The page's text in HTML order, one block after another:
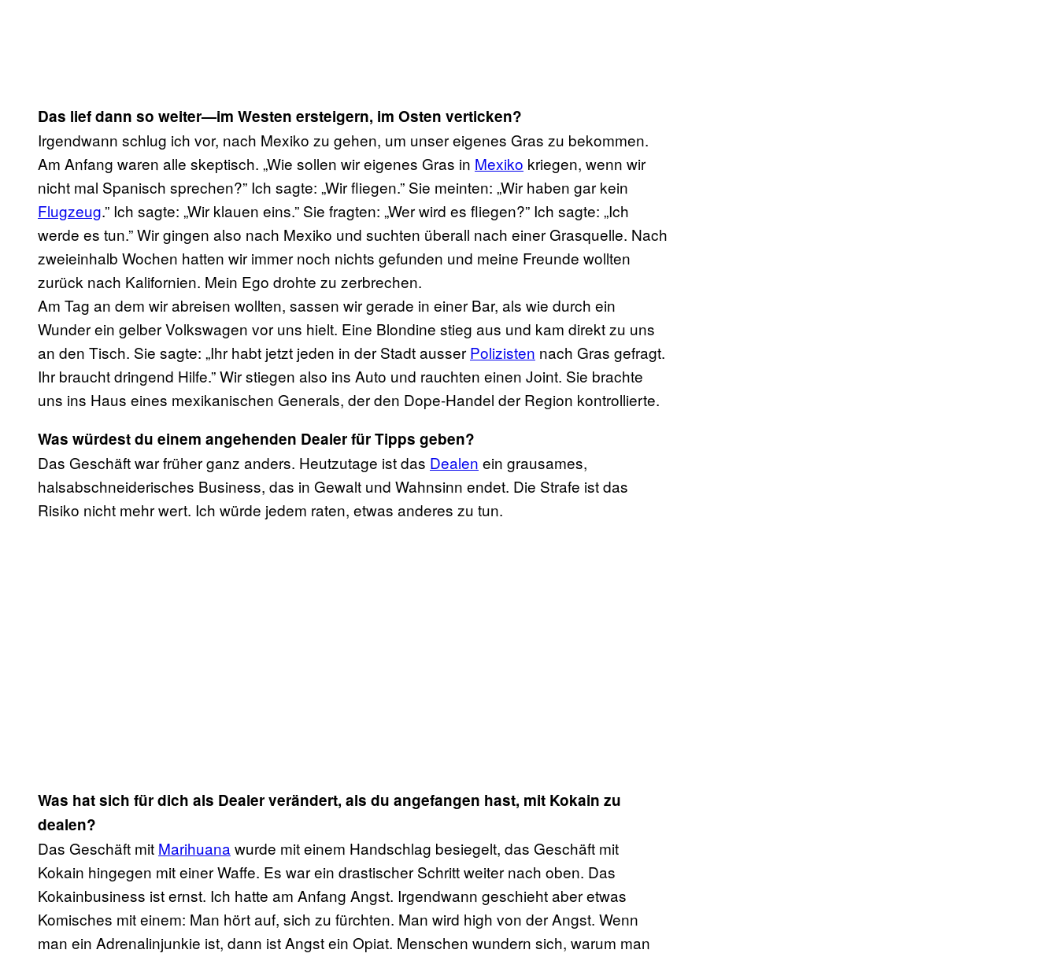
Das lief dann so weiter—im Westen ersteigern, im Osten verticken?
Irgendwann schlug ich vor, nach Mexiko zu gehen, um unser eigenes Gras zu bekommen.
Am Anfang waren alle skeptisch. „Wie sollen wir eigenes Gras in Mexiko kriegen, wenn wir
nicht mal Spanisch sprechen?” Ich sagte: „Wir fliegen.” Sie meinten: „Wir haben gar kein
Flugzeug.” Ich sagte: „Wir klauen eins.” Sie fragten: „Wer wird es fliegen?” Ich sagte: „Ich
werde es tun.” Wir gingen also nach Mexiko und suchten überall nach einer Grasquelle. Nach
zweieinhalb Wochen hatten wir immer noch nichts gefunden und meine Freunde wollten
zurück nach Kalifornien. Mein Ego drohte zu zerbrechen.
Am Tag an dem wir abreisen wollten, sassen wir gerade in einer Bar, als wie durch ein
Wunder ein gelber Volkswagen vor uns hielt. Eine Blondine stieg aus und kam direkt zu uns
an den Tisch. Sie sagte: „Ihr habt jetzt jeden in der Stadt ausser Polizisten nach Gras gefragt.
Ihr braucht dringend Hilfe.” Wir stiegen also ins Auto und rauchten einen Joint. Sie brachte
uns ins Haus eines mexikanischen Generals, der den Dope-Handel der Region kontrollierte.
Was würdest du einem angehenden Dealer für Tipps geben?
Das Geschäft war früher ganz anders. Heutzutage ist das Dealen ein grausames,
halsabschneiderisches Business, das in Gewalt und Wahnsinn endet. Die Strafe ist das
Risiko nicht mehr wert. Ich würde jedem raten, etwas anderes zu tun.
Was hat sich für dich als Dealer verändert, als du angefangen hast, mit Kokain zu
dealen?
Das Geschäft mit Marihuana wurde mit einem Handschlag besiegelt, das Geschäft mit
Kokain hingegen mit einer Waffe. Es war ein drastischer Schritt weiter nach oben. Das
Kokainbusiness ist ernst. Ich hatte am Anfang Angst. Irgendwann geschieht aber etwas
Komisches mit einem: Man hört auf, sich zu fürchten. Man wird high von der Angst. Wenn
man ein Adrenalinjunkie ist, dann ist Angst ein Opiat. Menschen wundern sich, warum man